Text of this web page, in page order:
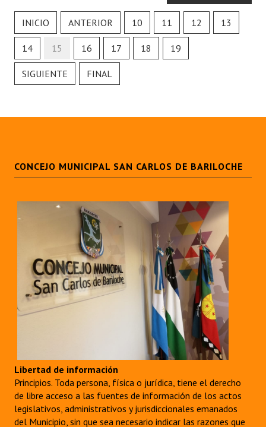
INICIO ANTERIOR 10 11 12 13
14 15 16 17 18 19
SIGUIENTE FINAL
CONCEJO MUNICIPAL SAN CARLOS DE BARILOCHE
Libertad de información
Principios. Toda persona, física o jurídica, tiene el derecho
de libre acceso a las fuentes de información de los actos
legislativos, administrativos y jurisdiccionales emanados
del Municipio, sin que sea necesario indicar las razones que